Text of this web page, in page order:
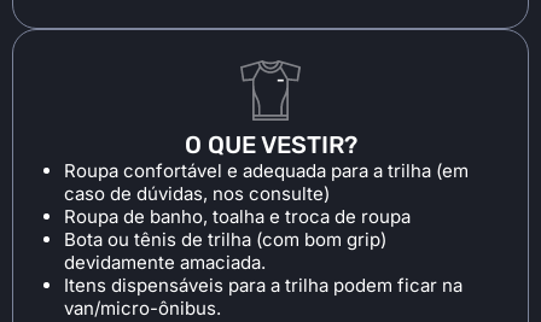
O QUE VESTIR?
Roupa confortável e adequada para a trilha (em
caso de dúvidas, nos consulte)
Roupa de banho, toalha e troca de roupa
Bota ou tênis de trilha (com bom grip)
devidamente amaciada.
Itens dispensáveis para a trilha podem ficar na
van/micro-ônibus.